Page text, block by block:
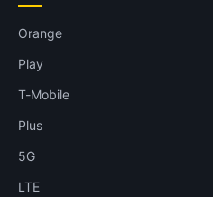
Orange
Play
T-Mobile
Plus
5G
LTE